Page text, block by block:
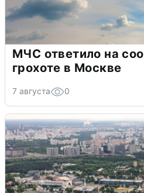
МЧС ответило на
грохоте в Москве
7 августа 0